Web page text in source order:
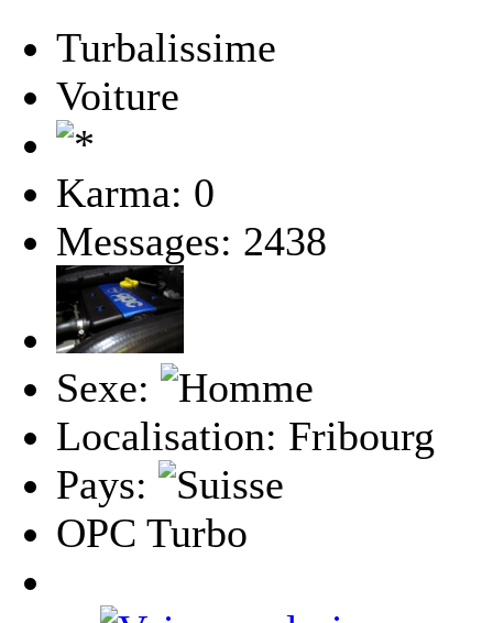
Turbalissime
Voiture
Karma: 0
Messages: 2438
Sexe:
Localisation: Fribourg
Pays:
OPC Turbo